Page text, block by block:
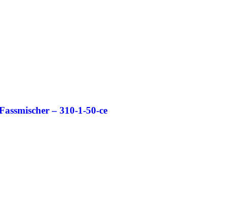
– 310-1-50-ce